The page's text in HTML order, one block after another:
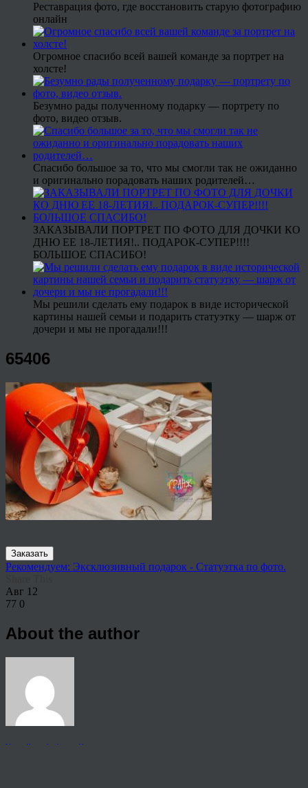
Реставрация фото, где восстановить старую фотографию
онлайн
Огромное спасибо всей вашей команде за портрет на
холсте!
Безумно рады полученному подарку — портрету по
фото, видео отзыв.
Спасибо большое за то, что мы смогли так не ожиданно
и оригинально порадовать наших родителей…
ЗАКАЗЫВАЛИ ПОРТРЕТ ПО ФОТО ДЛЯ ДОЧКИ КО
ДНЮ ЕЕ 18-ЛЕТИЯ!.. ПОДАРОК-СУПЕР!!!!
БОЛЬШОЕ СПАСИБО!
Мы решили сделать ему подарок в виде исторической
картины нашей семьи и подарить статуэтку — шарж от
дочери и мы не прогадали!!!
65406
Заказать
Рекомендуем: Эксклюзивный подарок - Статуэтка по фото.
Авг 12
77 0
About the author
View all articles by rauffri